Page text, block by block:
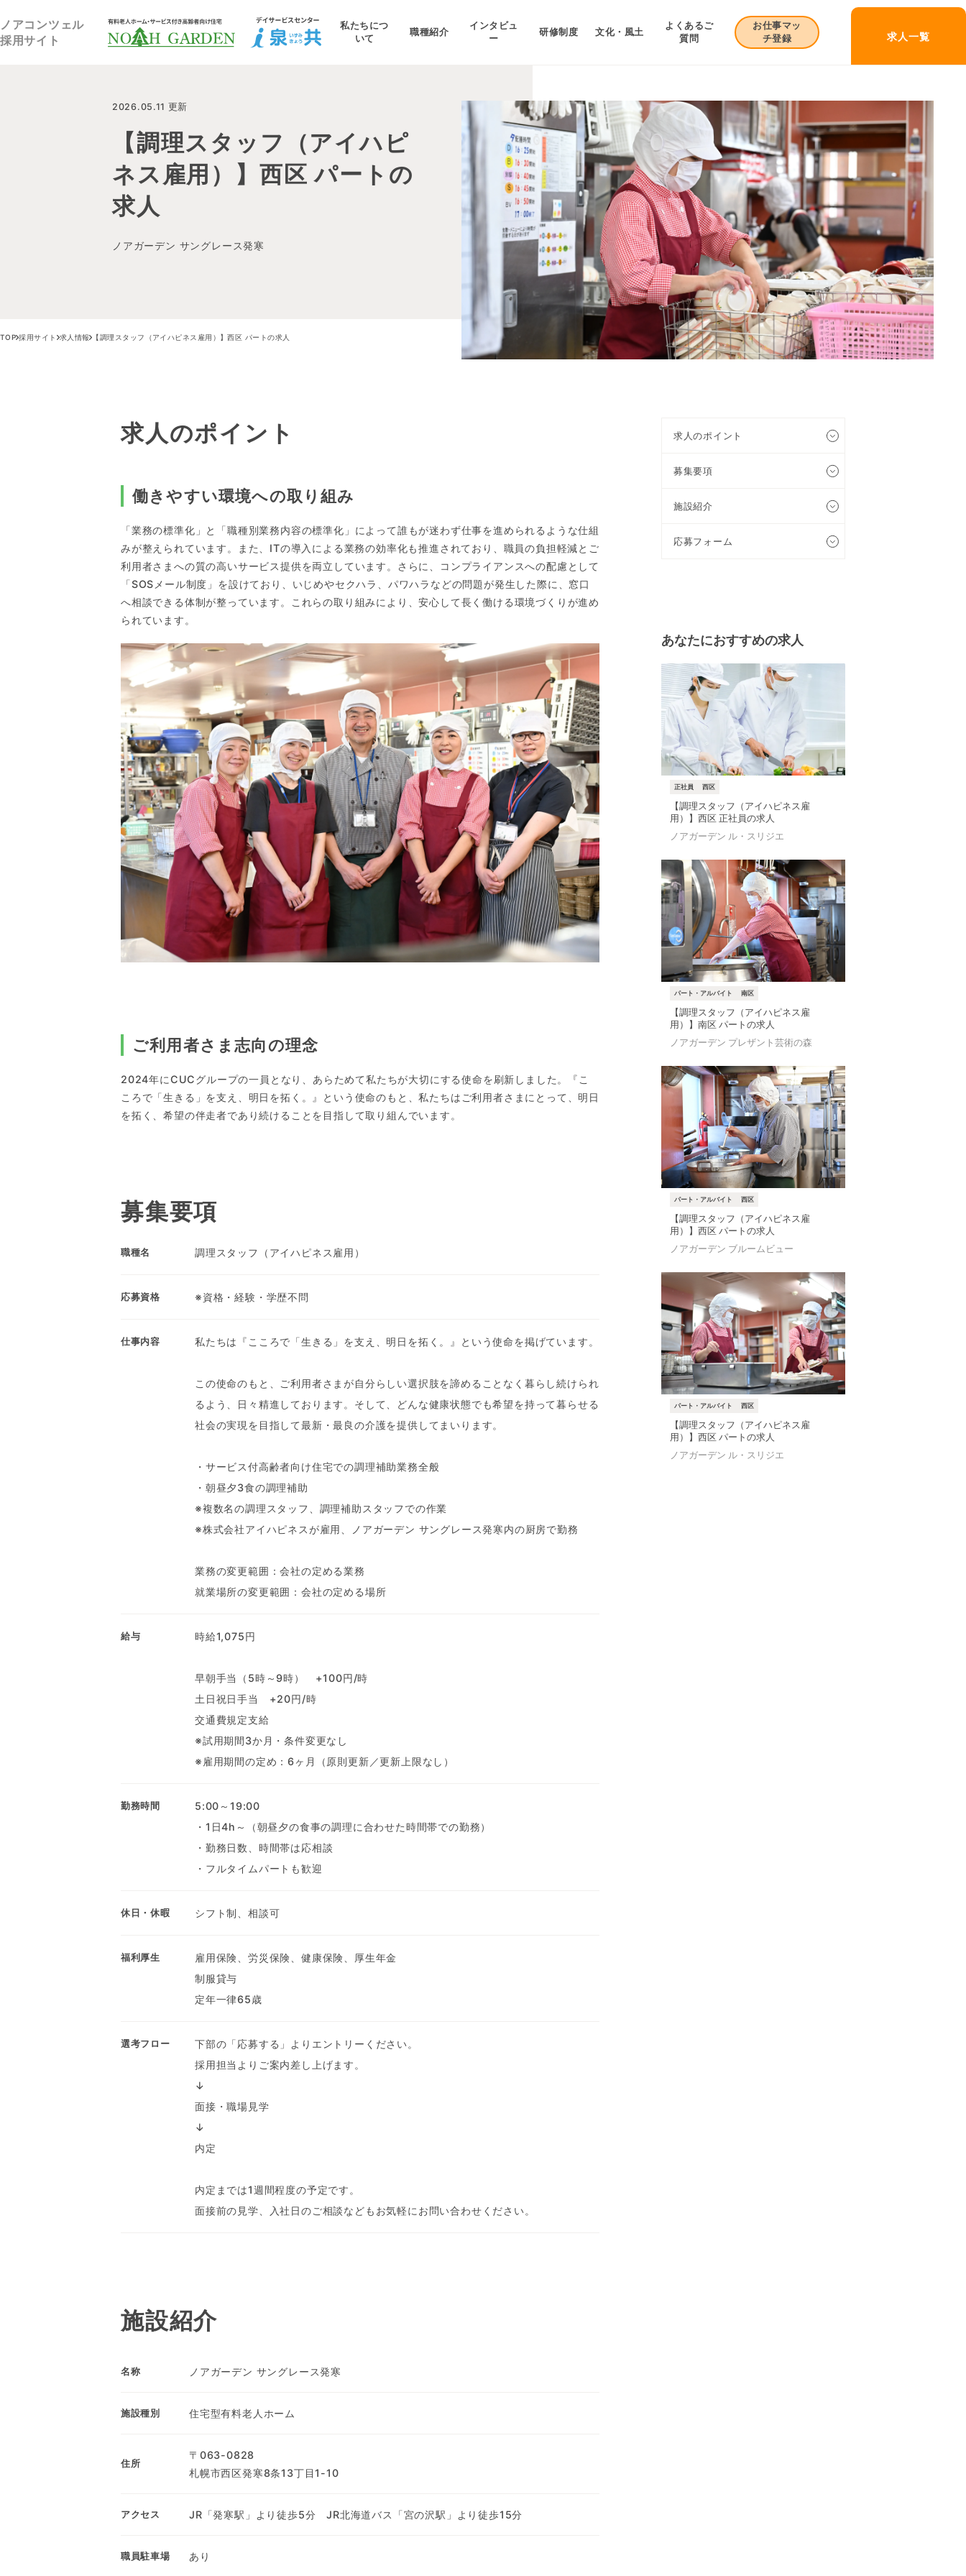
ノアコンツェル
採用サイト
福祉住宅NOAH GARDEN
私たちにつ
いて
職種紹介
インタビュ
ー
研修制度 文化・風土
よくあるご
質問
お仕事マッ
チ登録
求人一覧
2026.05.11 更新
【調理スタッフ（アイハピ
ネス雇用）】西区 パートの
求人
ノアガーデン サングレース発寒
TOP 採用サイト 求人情報 【調理スタッフ（アイハピネス雇用）】西区 パートの求人
求人のポイント
働きやすい環境への取り組み
「業務の標準化」と「職種別業務内容の標準化」によって誰もが迷わず仕事を進められるような仕組
みが整えられています。また、ITの導入による業務の効率化も推進されており、職員の負担軽減とご
利用者さまへの質の高いサービス提供を両立しています。さらに、コンプライアンスへの配慮として
「SOSメール制度」を設けており、いじめやセクハラ、パワハラなどの問題が発生した際に、窓口
へ相談できる体制が整っています。これらの取り組みにより、安心して長く働ける環境づくりが進め
られています。
ご利用者さま志向の理念
2024年にCUCグループの一員となり、あらためて私たちが大切にする使命を刷新しました。『こ
ころで「生きる」を支え、明日を拓く。』という使命のもと、私たちはご利用者さまにとって、明日
を拓く、希望の伴走者であり続けることを目指して取り組んでいます。
募集要項
職種名 調理スタッフ（アイハピネス雇用）
応募資格 ※資格・経験・学歴不問
仕事内容 私たちは『こころで「生きる」を支え、明日を拓く。』という使命を掲げています。
この使命のもと、ご利用者さまが自分らしい選択肢を諦めることなく暮らし続けられ
るよう、日々精進しております。そして、どんな健康状態でも希望を持って暮らせる
社会の実現を目指して最新・最良の介護を提供してまいります。
・サービス付高齢者向け住宅での調理補助業務全般
・朝昼夕3食の調理補助
※複数名の調理スタッフ、調理補助スタッフでの作業
※株式会社アイハピネスが雇用、ノアガーデン サングレース発寒内の厨房で勤務
業務の変更範囲：会社の定める業務
就業場所の変更範囲：会社の定める場所
給与 時給1,075円
早朝手当（5時～9時） +100円/時
土日祝日手当 +20円/時
交通費規定支給
※試用期間3か月・条件変更なし
※雇用期間の定め：6ヶ月（原則更新／更新上限なし）
勤務時間
5:00～19:00
・1日4h～（朝昼夕の食事の調理に合わせた時間帯での勤務）
・勤務日数、時間帯は応相談
・フルタイムパートも歓迎
休日・休暇 シフト制、相談可
福利厚生
雇用保険、労災保険、健康保険、厚生年金
制服貸与
定年一律65歳
選考フロー
下部の「応募する」よりエントリーください。
採用担当よりご案内差し上げます。
↓
面接・職場見学
↓
内定
内定までは1週間程度の予定です。
面接前の見学、入社日のご相談などもお気軽にお問い合わせください。
施設紹介
名称 ノアガーデン サングレース発寒
施設種別 住宅型有料老人ホーム
住所
〒063-0828
札幌市西区発寒8条13丁目1-10
アクセス JR「発寒駅」より徒歩5分 JR北海道バス「宮の沢駅」より徒歩15分
職員駐車場 あり
求人のポイント
募集要項
施設紹介
応募フォーム
あなたにおすすめの求人
正社員 西区
【調理スタッフ（アイハピネス雇
用）】西区 正社員の求人
ノアガーデン ル・スリジエ
パート・アルバイト 南区
【調理スタッフ（アイハピネス雇
用）】南区 パートの求人
ノアガーデン プレザント芸術の森
パート・アルバイト 西区
【調理スタッフ（アイハピネス雇
用）】西区 パートの求人
ノアガーデン ブルームビュー
パート・アルバイト 西区
【調理スタッフ（アイハピネス雇
用）】西区 パートの求人
ノアガーデン ル・スリジエ